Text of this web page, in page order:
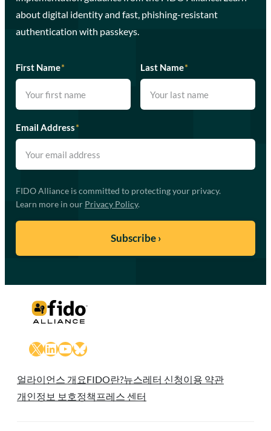
about digital identity and fast, phishing-resistant
authentication with passkeys.
First Name* Last Name*
Email Address*
FIDO Alliance is committed to protecting your privacy.
Learn more in our Privacy Policy.
X LinkedIn
YouTube
Bluesky
얼라이언스 개요FIDO란?뉴스레터 신청이용 약관
개인정보 보호정책 프레스 센터